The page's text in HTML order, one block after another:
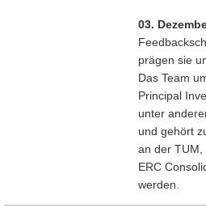
03.
prägen sie
Das Team
Principal
unter
und gehört
an der
ERC
werden.